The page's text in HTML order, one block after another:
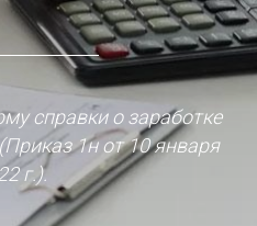
справки о заработке
1н от 10 января
г.).